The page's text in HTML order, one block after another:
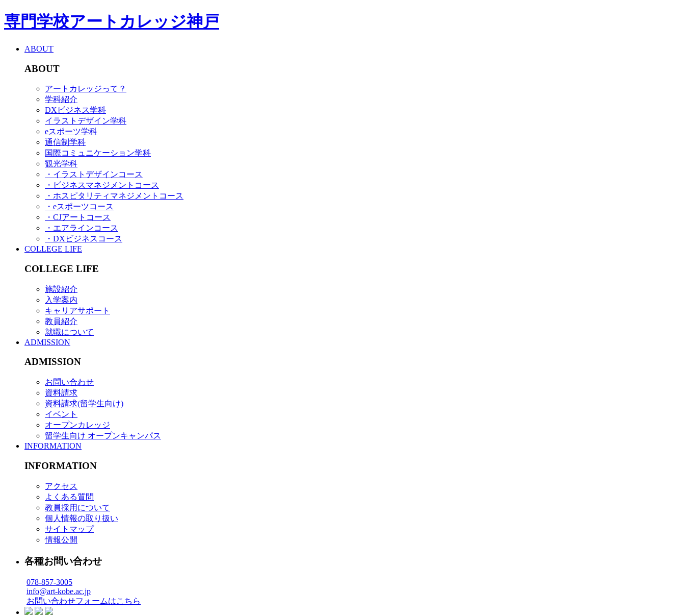
専門学校アートカレッジ神戸
ABOUT
ABOUT
アートカレッジって？
学科紹介
DXビジネス学科
イラストデザイン学科
eスポーツ学科
通信制学科
国際コミュニケーション学科
観光学科
・イラストデザインコース
・ビジネスマネジメントコース
・ホスピタリティマネジメントコース
・eスポーツコース
・CJアートコース
・エアラインコース
・DXビジネスコース
COLLEGE LIFE
COLLEGE LIFE
施設紹介
入学案内
キャリアサポート
教員紹介
就職について
ADMISSION
ADMISSION
お問い合わせ
資料請求
資料請求(留学生向け)
イベント
オープンカレッジ
留学生向け オープンキャンパス
INFORMATION
INFORMATION
アクセス
よくある質問
教員採用について
個人情報の取り扱い
サイトマップ
情報公開
各種お問い合わせ
078-857-3005
info@art-kobe.ac.jp
お問い合わせフォームはこちら